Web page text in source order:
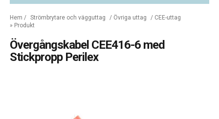
Hem / Strömbrytare och vägguttag / Övriga uttag / CEE-uttag
» Produkt
Övergångskabel CEE416-6 med
Stickpropp Perilex